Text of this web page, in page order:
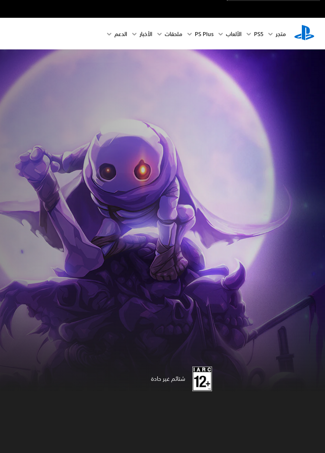
متجر PS5‏ الألعاب PS Plus ملحقات الأخبار الدعم
شتائم غير حادة